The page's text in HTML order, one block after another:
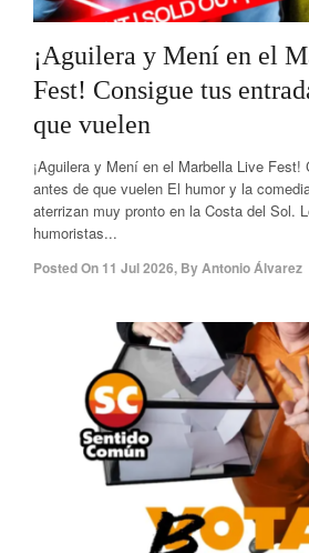
¡Aguilera y Mení en el
Fest! Consigue tus
que vuelen
¡Aguilera y Mení en el Marbella Live Fest!
antes de que vuelen El humor y la
aterrizan muy pronto en la Costa del Sol.
humoristas...
Posted On 11 Jul 2026, ByAntonio Álvarez